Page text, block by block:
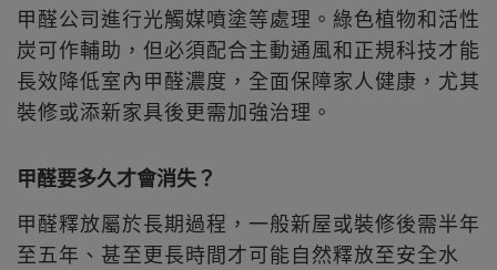
甲醛公司進行光觸媒噴塗等處理。綠色植物和活性
炭可作輔助，但必須配合主動通風和正規科技才能
長效降低室內甲醛濃度，全面保障家人健康，尤其
裝修或添新家具後更需加強治理。
甲醛要多久才會消失？
甲醛釋放屬於長期過程，一般新屋或裝修後需半年
至五年、甚至更長時間才可能自然釋放至安全水